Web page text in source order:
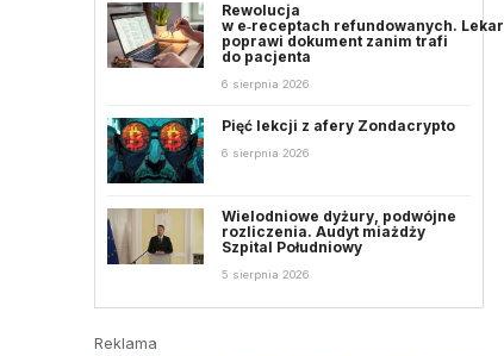
Rewolucja
w e‑receptach refundowanych.
poprawi dokument zanim trafi
do pacjenta
6 sierpnia 2026
Pięć lekcji z afery Zondacrypto
6 sierpnia 2026
Wielodniowe dyżury, podwójne
rozliczenia. Audyt miażdży
Szpital Południowy
5 sierpnia 2026
Reklama